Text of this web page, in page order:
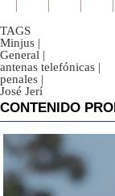
TAGS
Minjus |
General |
antenas telefónicas |
penales |
José Jerí